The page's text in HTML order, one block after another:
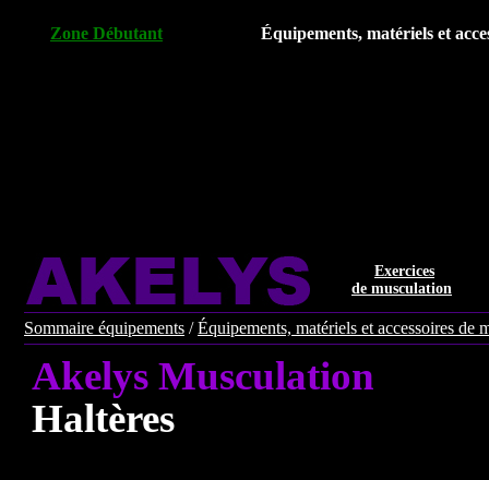
Zone Débutant Équipements, matériels et
Exercices
de musculation
Sommaire équipements /Équipements, matériels et accessoires de
Akelys Musculation
Haltères